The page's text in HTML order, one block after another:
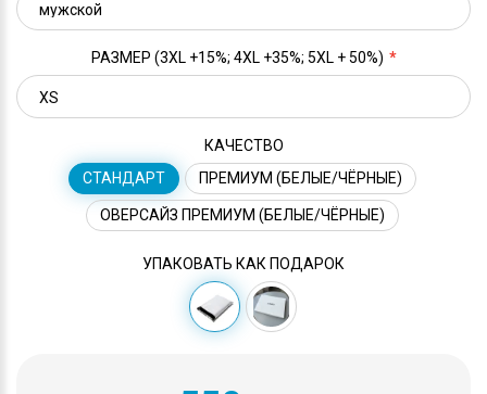
РАЗМЕР (3XL +15%; 4XL +35%; 5XL + 50%)
КАЧЕСТВО
СТАНДАРТ
ПРЕМИУМ (БЕЛЫЕ/ЧЁРНЫЕ)
ОВЕРСАЙЗ ПРЕМИУМ (БЕЛЫЕ/ЧЁРНЫЕ)
УПАКОВАТЬ КАК ПОДАРОК